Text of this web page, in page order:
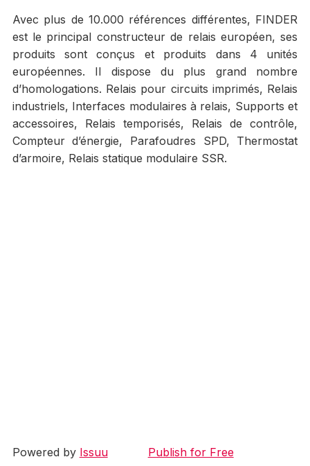
Avec plus de 10.000 références différentes, FINDER
est le principal constructeur de relais européen, ses
produits sont conçus et produits dans 4 unités
européennes. Il dispose du plus grand nombre
d’homologations. Relais pour circuits imprimés, Relais
industriels, Interfaces modulaires à relais, Supports et
accessoires, Relais temporisés, Relais de contrôle,
Compteur d’énergie, Parafoudres SPD, Thermostat
d’armoire, Relais statique modulaire SSR.
Powered by Issuu Publish for Free